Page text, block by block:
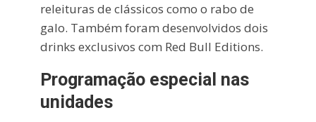
releituras de clássicos como o rabo de
galo. Também foram desenvolvidos dois
drinks exclusivos com Red Bull Editions.
Programação especial nas
unidades